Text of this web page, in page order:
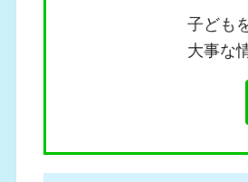
子ども
大事な